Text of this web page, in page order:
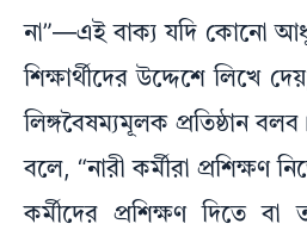
না”—এই বাক্য যদি কোনো
শিক্ষার্থীদের উদ্দেশে লিখে
লিঙ্গবৈষম্যমূলক প্রতিষ্ঠান
বলে, “নারী কর্মীরা প্রশিক্ষণ
কর্মীদের প্রশিক্ষণ দিতে বা